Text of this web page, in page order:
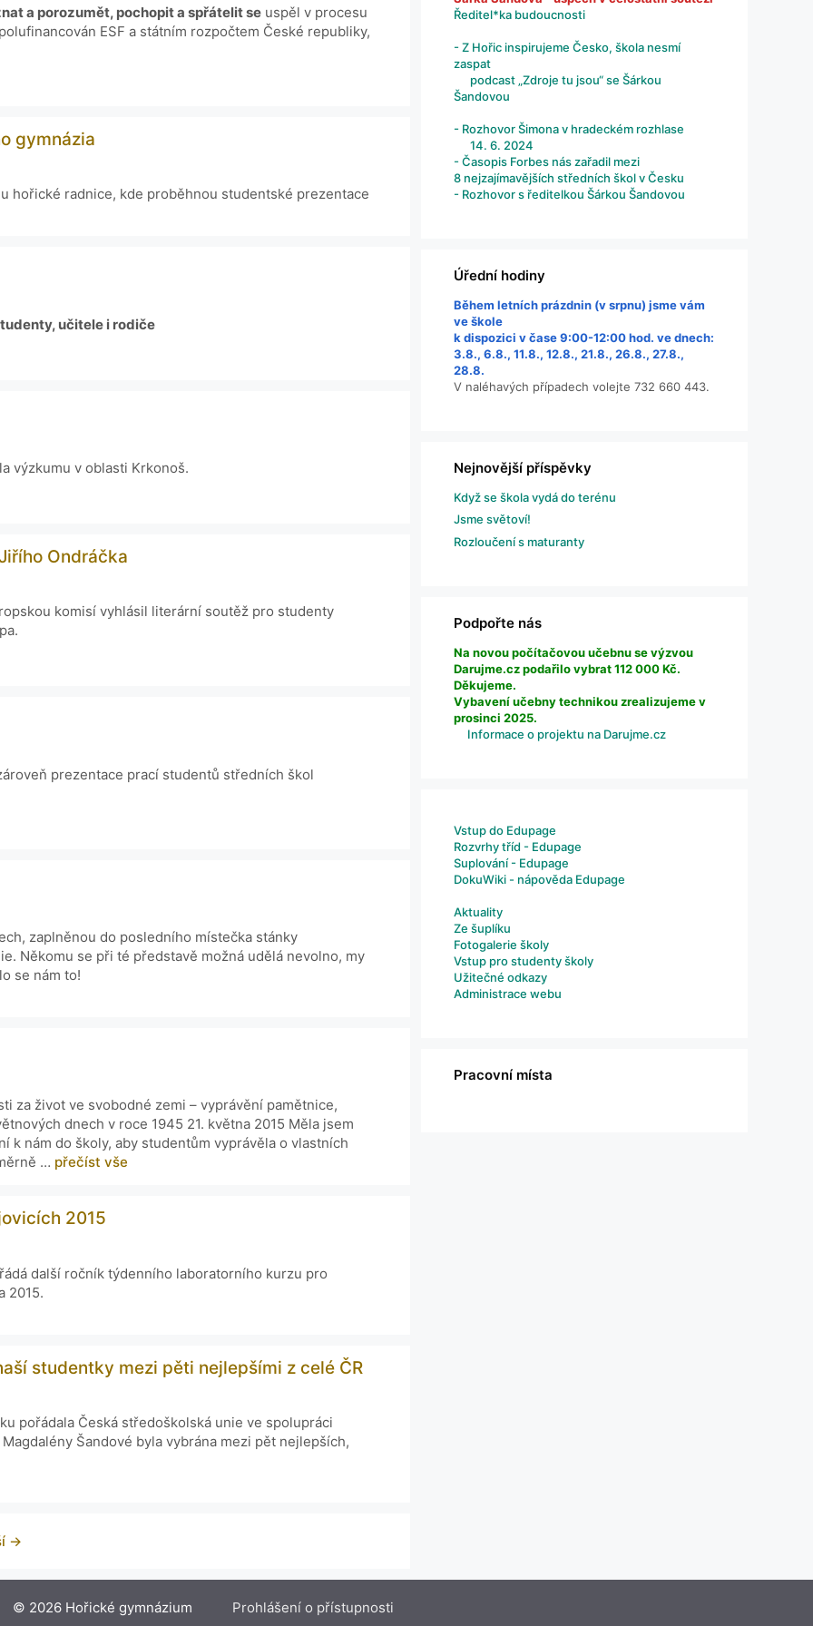
a porozumět, pochopit a spřátelit se uspěl v procesu
ESF a státním rozpočtem České republiky,
gymnázia
hořické radnice, kde proběhnou studentské prezentace
učitele i rodiče
výzkumu v oblasti Krkonoš.
Ondráčka
komisí vyhlásil literární soutěž pro studenty
prezentace prací studentů středních škol
zaplněnou do posledního místečka stánky
Někomu se při té představě možná udělá nevolno, my
se nám to!
za život ve svobodné zemi – vyprávění pamětnice,
dnech v roce 1945 21. května 2015 Měla jsem
k nám do školy, aby studentům vyprávěla o vlastních
… přečíst vše
2015
další ročník týdenního laboratorního kurzu pro
2015.
studentky mezi pěti nejlepšími z celé ČR
pořádala Česká středoškolská unie ve spolupráci
Šandové byla vybrána mezi pět nejlepších,
→
Ředitel*ka budoucnosti
- Z Hořic inspirujeme Česko, škola nesmí
zaspat
podcast „Zdroje tu jsou“ se Šárkou
Šandovou
- Rozhovor Šimona v hradeckém rozhlase
14. 6. 2024
- Časopis Forbes nás zařadil mezi
8 nejzajímavějších středních škol v Česku
- Rozhovor s ředitelkou Šárkou Šandovou
Úřední hodiny
Během letních prázdnin (v srpnu) jsme vám
ve škole
k dispozici v čase 9:00-12:00 hod. ve dnech:
3.8., 6.8., 11.8., 12.8., 21.8., 26.8., 27.8.,
28.8.
V naléhavých případech volejte 732 660 443.
Nejnovější příspěvky
Když se škola vydá do terénu
Jsme světoví!
Rozloučení s maturanty
Podpořte nás
Na novou počítačovou učebnu se výzvou
Darujme.cz podařilo vybrat 112 000 Kč.
Děkujeme.
Vybavení učebny technikou zrealizujeme v
prosinci 2025.
Informace o projektu na Darujme.cz
Vstup do Edupage
Rozvrhy tříd - Edupage
Suplování - Edupage
DokuWiki - nápověda Edupage
Aktuality
Ze šuplíku
Fotogalerie školy
Vstup pro studenty školy
Užitečné odkazy
Administrace webu
Pracovní místa
© 2026 Hořické gymnázium Prohlášení o přístupnosti